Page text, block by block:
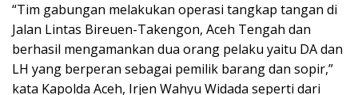
“Tim gabungan melakukan operasi tangkap tangan di
Jalan Lintas Bireuen-Takengon, Aceh Tengah dan
berhasil mengamankan dua orang pelaku yaitu DA dan
LH yang berperan sebagai pemilik barang dan sopir,”
kata Kapolda Aceh, Irjen Wahyu Widada seperti dari